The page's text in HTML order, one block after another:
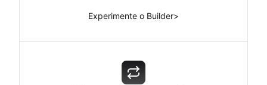
Experimente o Builder>